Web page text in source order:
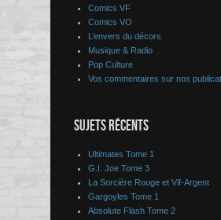
Comics VF
Comics VO
L’envers du décors
Musique & Radio
Pop Culture
Vos commentaires sur nos
SUJETS RÉCENTS
Ultimates Tome 1
G.I. Joe Tome 3
La Sorcière Rouge et Vif-Argent
Gargoyles Tome 1
Absolute Flash Tome 2